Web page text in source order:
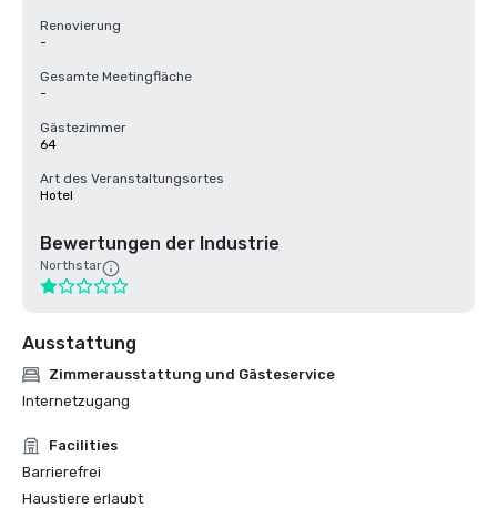
Renovierung
-
Gesamte Meetingfläche
-
Gästezimmer
64
Art des Veranstaltungsortes
Hotel
Bewertungen der Industrie
Northstar
Ausstattung
Zimmerausstattung und Gästeservice
Internetzugang
Facilities
Barrierefrei
Haustiere erlaubt